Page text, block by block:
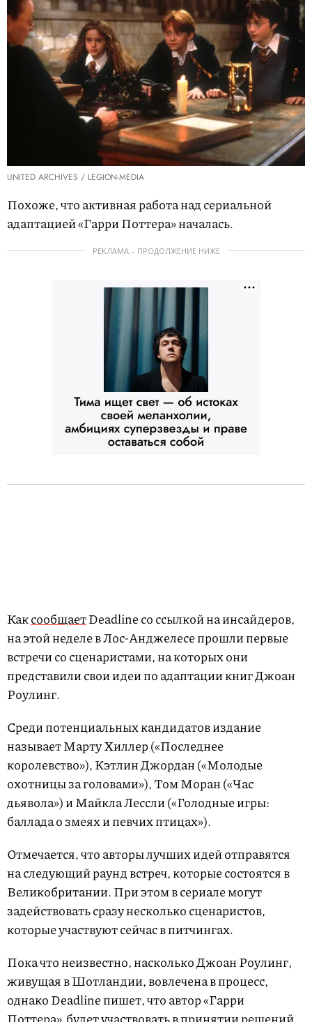
UNITED ARCHIVES / LEGION-MEDIA
Похоже, что активная работа над сериальной
адаптацией «Гарри Поттера» началась.
РЕКЛАМА – ПРОДОЛЖЕНИЕ НИЖЕ
КаксообщаетDeadline со ссылкой на инсайдеров,
на этой неделе в Лос-Анджелесе прошли первые
встречи со сценаристами, на которых они
представили свои идеи по адаптации книг Джоан
Роулинг.
Среди потенциальных кандидатов издание
называет Марту Хиллер («Последнее
королевство»), Кэтлин Джордан («Молодые
охотницы за головами»), Том Моран («Час
дьявола») и Майкла Лессли («Голодные игры:
баллада о змеях и певчих птицах»).
Отмечается, что авторы лучших идей отправятся
на следующий раунд встреч, которые состоятся в
Великобритании. При этом в сериале могут
задействовать сразу несколько сценаристов,
которые участвуют сейчас в питчингах.
Пока что неизвестно, насколько Джоан Роулинг,
живущая в Шотландии, вовлечена в процесс,
однако Deadline пишет, что автор «Гарри